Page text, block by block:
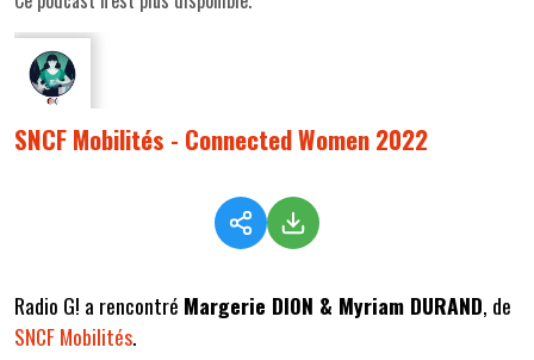
SNCF Mobilités - Connected Women 2022
Radio G! a rencontré Margerie DION & Myriam DURAND, de
SNCF Mobilités.